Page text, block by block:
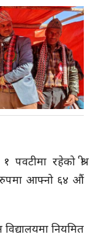
रहेको श्री
रुपमा आफ्नो ६४ औं
नियमित